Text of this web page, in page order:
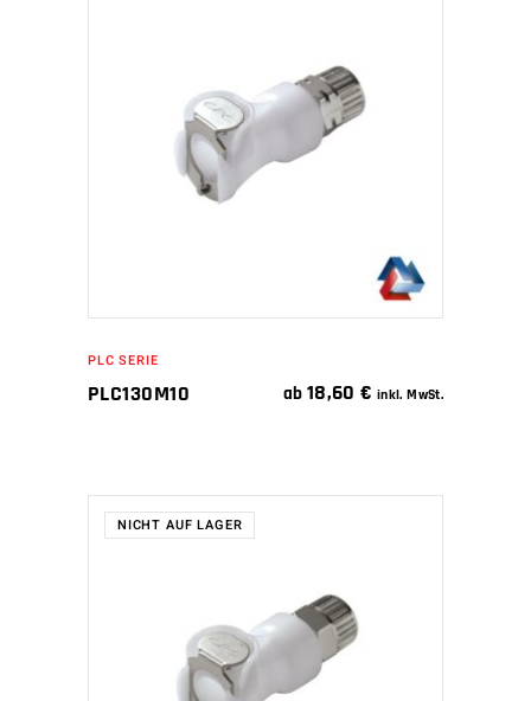
IN DEN WARENKORB
PLC SERIE
PLC130M10 ab 18,60€ inkl. MwSt.
NICHT AUF LAGER
WEITERLESEN